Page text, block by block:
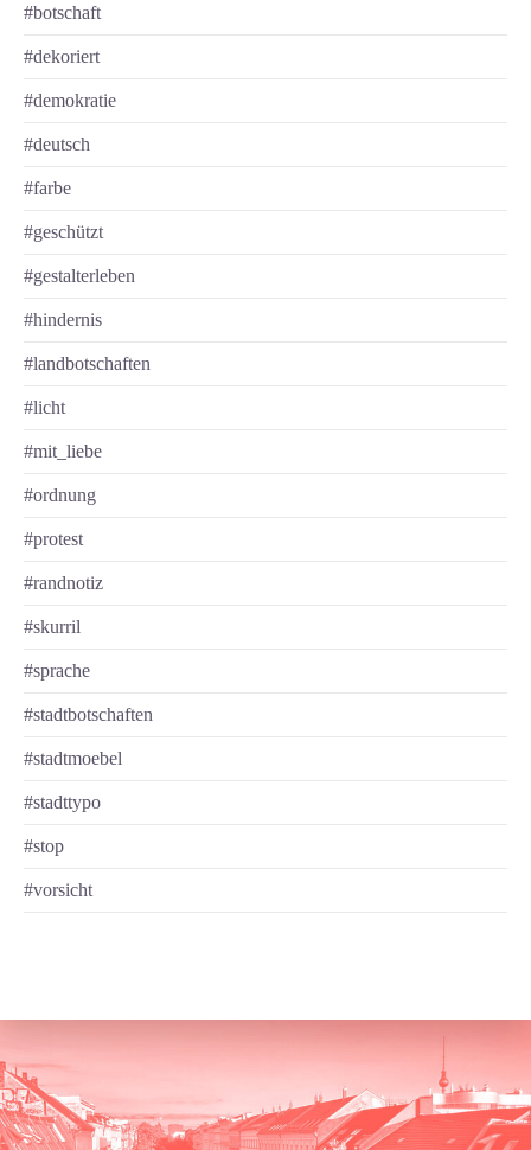
#botschaft
#dekoriert
#demokratie
#deutsch
#farbe
#geschützt
#gestalterleben
#hindernis
#landbotschaften
#licht
#mit_liebe
#ordnung
#protest
#randnotiz
#skur­ril
#sprache
#stadtbotschaften
#stadtmoebel
#stadttypo
#stop
#vorsicht